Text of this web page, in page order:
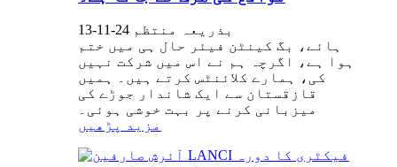
بذریعہ منتظم 24-11-13
ہائے، بگ کینٹن فیئر حال ہی میں ختم
ہوا ہے، اگرچہ ہم نے اس میں شرکت نہیں
کی، ہمارے کلائنٹس کرتے ہیں۔ ہمیں
قازقستان سے ایک شاندار جوڑے کی
میزبانی کرنے پر بہت خوشی ہوئی۔
مزید پڑھیں